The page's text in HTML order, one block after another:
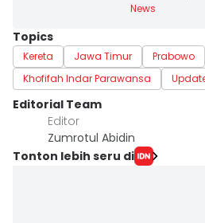
News
Topics
Kereta Jawa Timur
Prabowo
Khofifah Indar Parawansa
Editorial Team
Editor
Zumrotul Abidin
Tonton lebih seru di